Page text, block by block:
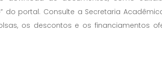
do portal. Consulte a Secretaria
os descontos e os financiamentos